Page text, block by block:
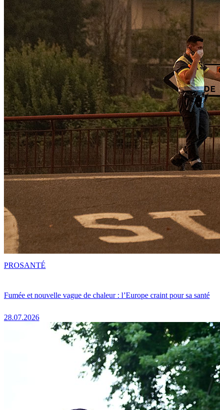
Fumée et nouvelle vague de chaleur : l’Europe craint pour sa santé
28.07.2026
PROSANTÉ